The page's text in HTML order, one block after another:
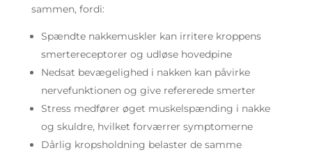
sammen, fordi:
Spændte nakkemuskler kan irritere kroppens
smertereceptorer og udløse hovedpine
Nedsat bevægelighed i nakken kan påvirke
nervefunktionen og give refererede smerter
Stress medfører øget muskelspænding i nakke
og skuldre, hvilket forværrer symptomerne
Dårlig kropsholdning belaster de samme